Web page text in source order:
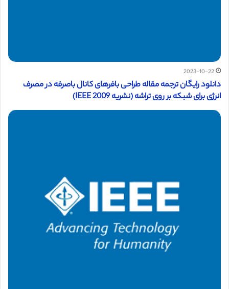
2023-10-22
دانلود رایگان ترجمه مقاله طراحی بافرهای کانال باصرفه در مصرف
انرژی برای شبکه بر روی تراشه (نشریه IEEE 2009)